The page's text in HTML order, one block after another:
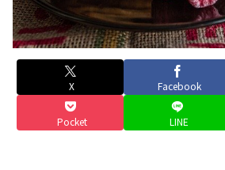
X Facebook
Pocket LINE